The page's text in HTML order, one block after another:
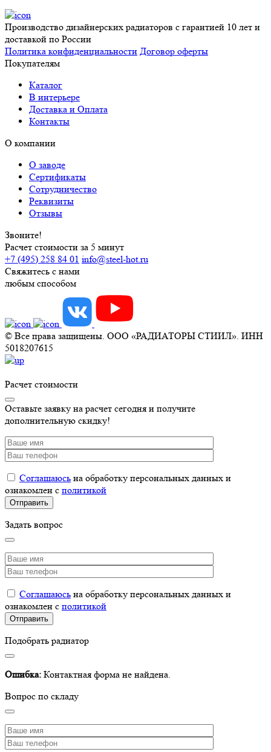
Производство дизайнерских радиаторов с гарантией 10 лет и
доставкой по России
Политика конфиденциальности Договор оферты
Покупателям
Каталог
В интерьере
Доставка и Оплата
Контакты
О компании
О заводе
Сертификаты
Сотрудничество
Реквизиты
Отзывы
Звоните!
Расчет стоимости за 5 минут
+7 (495) 258 84 01 info@steel-hot.ru
Свяжитесь с нами
любым способом
© Все права защищены. ООО «РАДИАТОРЫ СТИИЛ». ИНН
5018207615
Расчет стоимости
Оставьте заявку на расчет сегодня и получите
дополнительную скидку!
Соглашаюсь на обработку персональных данных и
ознакомлен с политикой
Задать вопрос
Соглашаюсь на обработку персональных данных и
ознакомлен с политикой
Подобрать радиатор
Ошибка: Контактная форма не найдена.
Вопрос по складу